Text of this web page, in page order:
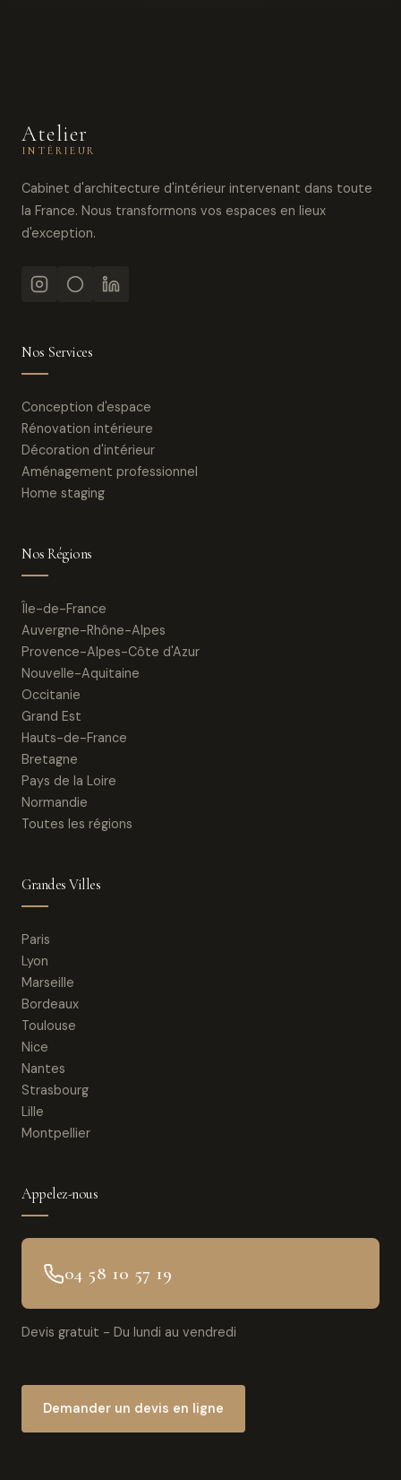
Atelier
INTÉRIEUR
Cabinet d'architecture d'intérieur intervenant dans toute
la France. Nous transformons vos espaces en lieux
d'exception.
Nos Services
Conception d'espace
Rénovation intérieure
Décoration d'intérieur
Aménagement professionnel
Home staging
Nos Régions
Île-de-France
Auvergne-Rhône-Alpes
Provence-Alpes-Côte d'Azur
Nouvelle-Aquitaine
Occitanie
Grand Est
Hauts-de-France
Bretagne
Pays de la Loire
Normandie
Toutes les régions
Grandes Villes
Paris
Lyon
Marseille
Bordeaux
Toulouse
Nice
Nantes
Strasbourg
Lille
Montpellier
Appelez-nous
04 58 10 57 19
Devis gratuit - Du lundi au vendredi
Demander un devis en ligne